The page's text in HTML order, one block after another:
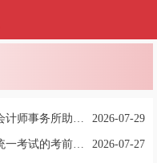
北京注册会计师协会关于举办中小会计师事务所助理人员审计实操专题培训班的通知 2026-07-29
中注协关于2026年注册会计师全国统一考试的考前提醒 2026-07-27